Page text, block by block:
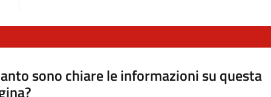
sono chiare le informazioni su questa